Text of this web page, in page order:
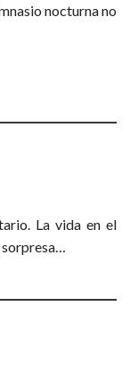
nocturna no
La vida en el
sorpresa…